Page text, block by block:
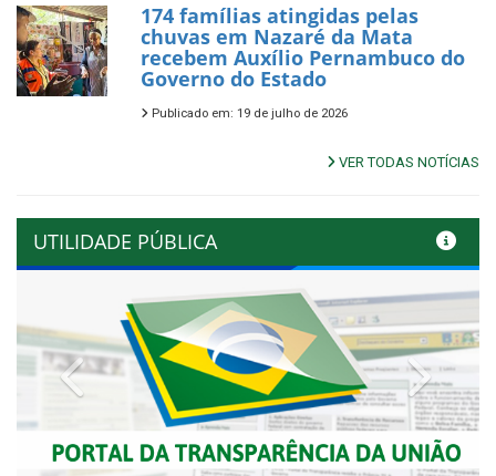
174 famílias atingidas pelas
chuvas em Nazaré da Mata
recebem Auxílio Pernambuco do
Governo do Estado
Publicado em: 19 de julho de 2026
VER TODAS NOTÍCIAS
UTILIDADE PÚBLICA
Previous Next